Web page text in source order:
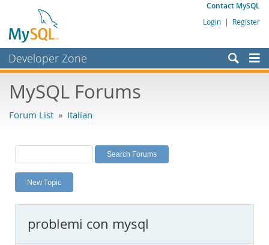
Contact MySQL
Login | Register
Developer Zone
Bugs
Labs
Planet MySQL
News and Events
MySQL.com
MySQL Forums
Forum List » Italian
New Topic
problemi con mysql